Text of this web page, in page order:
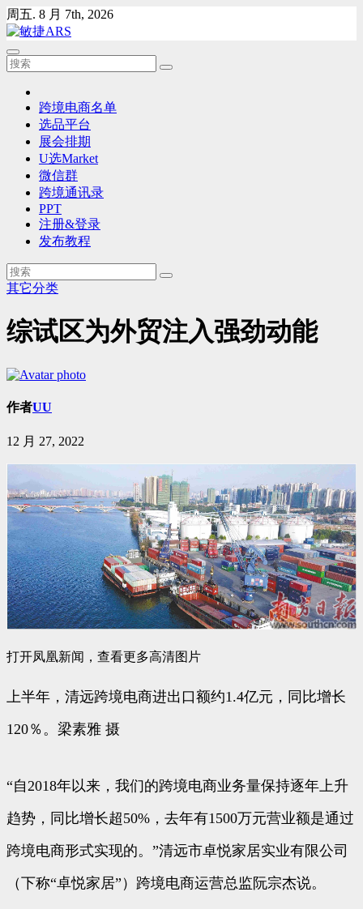
Skip
to
content
周五. 8 月 7th, 2026
跨境电商名单
选品平台
展会排期
U选Market
微信群
跨境通讯录
PPT
注册&登录
发布教程
其它分类
综试区为外贸注入强劲动能
作者UU
12 月 27, 2022
打开凤凰新闻，查看更多高清图片
上半年，清远跨境电商进出口额约1.4亿元，同比增长
120％。梁素雅 摄
“自2018年以来，我们的跨境电商业务量保持逐年上升
趋势，同比增长超50%，去年有1500万元营业额是通过
跨境电商形式实现的。”清远市卓悦家居实业有限公司
（下称“卓悦家居”）跨境电商运营总监阮宗杰说。